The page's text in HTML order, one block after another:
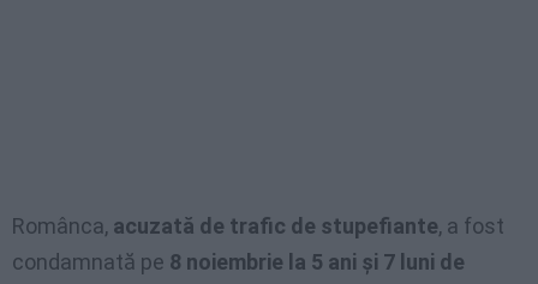
Românca, acuzată de trafic de stupefiante, a fost
condamnată pe 8 noiembrie la 5 ani și 7 luni de